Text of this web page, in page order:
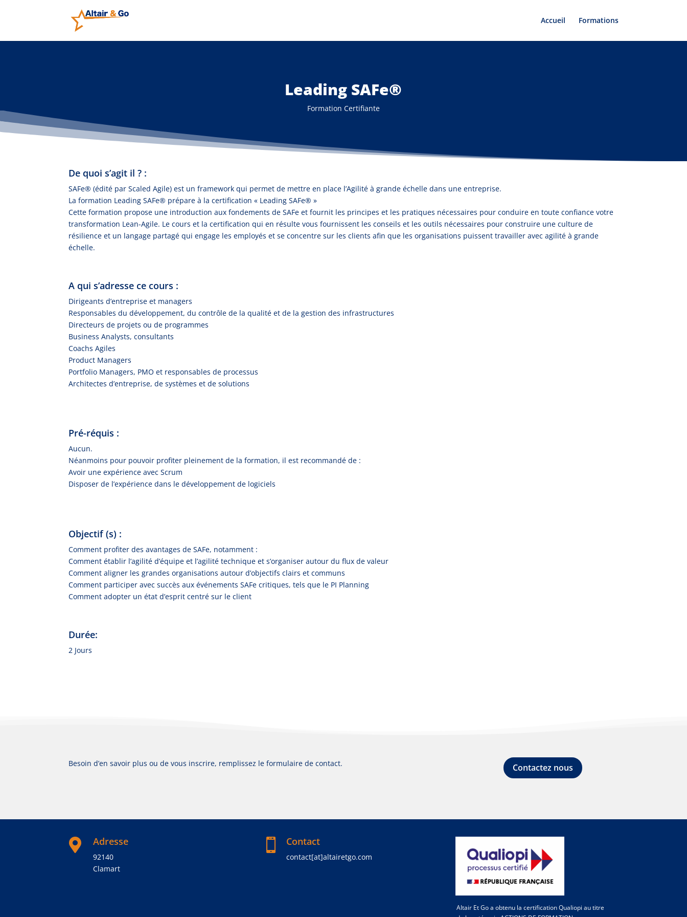
Accueil Formations
Leading SAFe®
Formation Certifiante
De quoi s’agit il ? :
SAFe® (édité par Scaled Agile) est un framework qui permet de mettre en place l’Agilité à grande échelle dans une entreprise.
La formation Leading SAFe® prépare à la certification « Leading SAFe® »
Cette formation propose une introduction aux fondements de SAFe et fournit les principes et les pratiques nécessaires pour conduire en toute confiance votre
transformation Lean-Agile. Le cours et la certification qui en résulte vous fournissent les conseils et les outils nécessaires pour construire une culture de
résilience et un langage partagé qui engage les employés et se concentre sur les clients afin que les organisations puissent travailler avec agilité à grande
échelle.
A qui s’adresse ce cours :
Dirigeants d’entreprise et managers
Responsables du développement, du contrôle de la qualité et de la gestion des infrastructures
Directeurs de projets ou de programmes
Business Analysts, consultants
Coachs Agiles
Product Managers
Portfolio Managers, PMO et responsables de processus
Architectes d’entreprise, de systèmes et de solutions
Pré-réquis :
Aucun.
Néanmoins pour pouvoir profiter pleinement de la formation, il est recommandé de :
Avoir une expérience avec Scrum
Disposer de l’expérience dans le développement de logiciels
Objectif (s) :
Comment profiter des avantages de SAFe, notamment :
Comment établir l’agilité d’équipe et l’agilité technique et s’organiser autour du flux de valeur
Comment aligner les grandes organisations autour d’objectifs clairs et communs
Comment participer avec succès aux événements SAFe critiques, tels que le PI Planning
Comment adopter un état d’esprit centré sur le client
Durée:
2 Jours
Besoin d’en savoir plus ou de vous inscrire, remplissez le formulaire de contact. Contactez nous
 Adresse
92140
Clamart
 Contact
contact[at]altairetgo.com
Altair Et Go a obtenu la certification Qualiopi au titre